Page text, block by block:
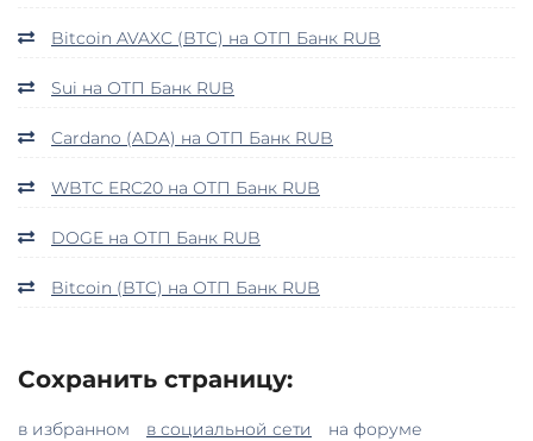
Bitcoin AVAXC (BTC) на ОТП Банк RUB
Sui на ОТП Банк RUB
Cardano (ADA) на ОТП Банк RUB
WBTC ERC20 на ОТП Банк RUB
DOGE на ОТП Банк RUB
Bitcoin (BTC) на ОТП Банк RUB
Сохранить страницу:
в избранном в социальной сети
на форуме